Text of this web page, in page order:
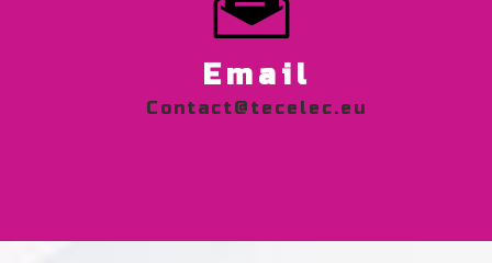
Email
contact@tecelec.eu